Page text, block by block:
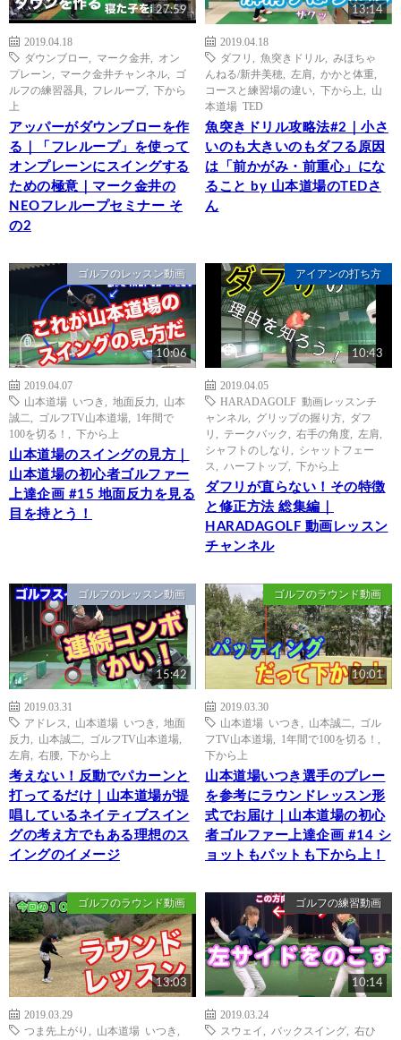
27:59
2019.04.18
ダウンブロー
マーク金井
オン
プレーン
マーク金井チャンネル
ゴ
ルフの練習器具
フレループ, 下から
上
アッパーがダウンブローを作
る｜「フレループ」を使って
オンプレーンにスイングする
ための極意｜マーク金井の
NEOフレループセミナー そ
の2
13:14
2019.04.18
ダフリ
魚突きドリル
みほちゃ
んねる/新井美穂
左肩 かかと体重
コースと練習場の違い
下から上
山
本道場 TED
魚突きドリル攻略法#2｜小さ
いのも大きいのもダフる原因
は「前かがみ・前重心」にな
ること by 山本道場のTEDさ
ん
ゴルフのレッスン動画
10:06
2019.04.07
山本道場 いつき
地面反力
山本
誠二
ゴルフTV山本道場
1年間で
100を切る！
下から上
山本道場のスイングの見方｜
山本道場の初心者ゴルファー
上達企画 #15 地面反力を見る
目を持とう！
アイアンの打ち方
10:43
2019.04.05
HARADAGOLF 動画レッスンチ
ャンネル
グリップの握り方
ダフ
リ
テークバック 右手の角度 左肩
シャフトのしなり
シャットフェー
ス
ハーフトップ, 下から上
ダフリが直らない！その特徴
と修正方法 総集編｜
HARADAGOLF 動画レッスン
チャンネル
ゴルフのレッスン動画
15:42
2019.03.31
アドレス
山本道場 いつき
地面
反力
山本誠二 ゴルフTV山本道場
左肩
右腰 下から上
考えない！反動でパカーンと
打ってるだけ｜山本道場が提
唱しているネイティブスイン
グの考え方でもある理想のス
イングのイメージ
ゴルフのラウンド動画
10:01
2019.03.30
山本道場 いつき
山本誠二
ゴル
フTV山本道場
1年間で100を切る！
下から上
山本道場いつき選手のプレー
を参考にラウンドレッスン形
式でお届け｜山本道場の初心
者ゴルファー上達企画 #14 シ
ョットもパットも下から上！
ゴルフのラウンド動画
13:03
2019.03.29
つま先上がり
山本道場 いつき
ゴルフの練習動画
10:14
2019.03.24
スウェイ
バックスイング
右ひ